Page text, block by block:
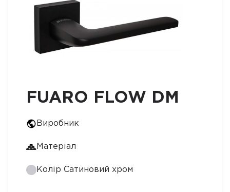
FUARO FLOW DM
Виробник
Матеріал
Колір Сатиновий хром